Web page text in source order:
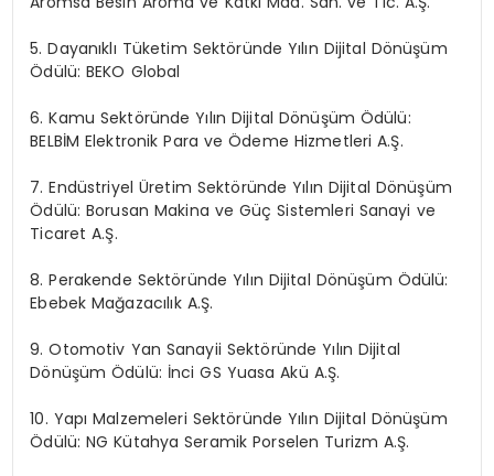
5. Dayanıklı Tüketim Sektöründe Yılın Dijital Dönüşüm
Ödülü: BEKO Global
6. Kamu Sektöründe Yılın Dijital Dönüşüm Ödülü:
BELBİM Elektronik Para ve Ödeme Hizmetleri A.Ş.
7. Endüstriyel Üretim Sektöründe Yılın Dijital Dönüşüm
Ödülü: Borusan Makina ve Güç Sistemleri Sanayi ve
Ticaret A.Ş.
8. Perakende Sektöründe Yılın Dijital Dönüşüm Ödülü:
Ebebek Mağazacılık A.Ş.
9. Otomotiv Yan Sanayii Sektöründe Yılın Dijital
Dönüşüm Ödülü: İnci GS Yuasa Akü A.Ş.
10. Yapı Malzemeleri Sektöründe Yılın Dijital Dönüşüm
Ödülü: NG Kütahya Seramik Porselen Turizm A.Ş.